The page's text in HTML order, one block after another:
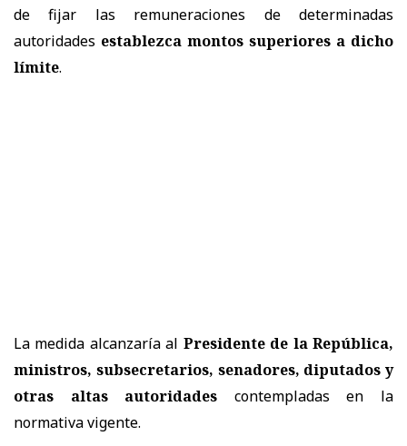
de fijar las remuneraciones de determinadas
autoridades establezca montos superiores a dicho
límite.
La medida alcanzaría al Presidente de la República,
ministros, subsecretarios, senadores, diputados y
otras altas autoridades contempladas en la
normativa vigente.